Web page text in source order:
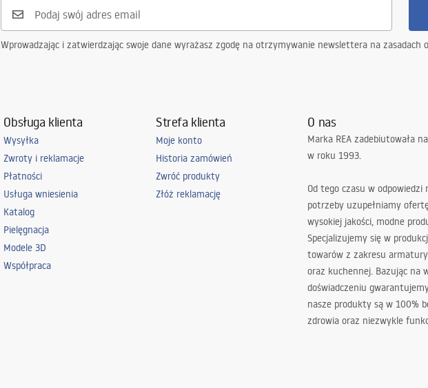
Wprowadzając i zatwierdzając swoje dane wyrażasz zgodę na otrzymywanie newslettera na zasadach
Obsługa klienta
Wysyłka
Zwroty i reklamacje
Płatności
Usługa wniesienia
Katalog
Pielęgnacja
Modele 3D
Współpraca
Strefa klienta
Moje konto
Historia zamówień
Zwróć produkty
Złóż reklamację
O nas
Marka REA zadebiutowała
w roku 1993.
Od tego czasu w odpowiedzi
potrzeby uzupełniamy
wysokiej jakości, modne
Specjalizujemy się w
towarów z zakresu
oraz kuchennej. Bazując na
doświadczeniu
nasze produkty są w 100%
zdrowia oraz niezwykle